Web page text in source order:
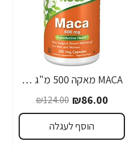
-31%
MACA מאקה 500 מ"ג 250 כמוסות - מבית NOW FOODS
₪86.00
₪124.00
הוסף לעגלה